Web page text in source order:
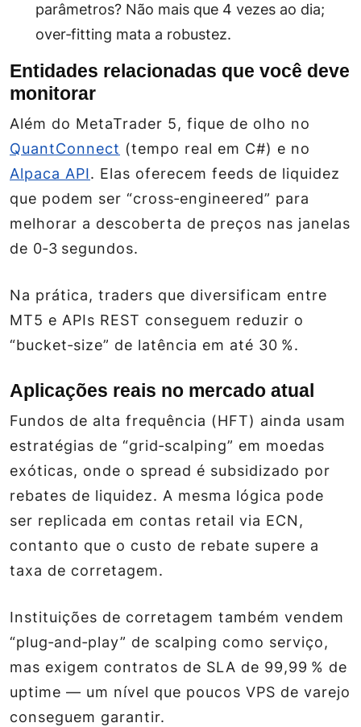
parâmetros? Não mais que 4 vezes ao dia;
over‑fitting mata a robustez.
Entidades relacionadas que você deve
monitorar
Além do MetaTrader 5, fique de olho no
QuantConnect (tempo real em C#) e no
Alpaca API. Elas oferecem feeds de liquidez
que podem ser “cross‑engineered” para
melhorar a descoberta de preços nas janelas
de 0‑3 segundos.
Na prática, traders que diversificam entre
MT5 e APIs REST conseguem reduzir o
“bucket‑size” de latência em até 30 %.
Aplicações reais no mercado atual
Fundos de alta frequência (HFT) ainda usam
estratégias de “grid‑scalping” em moedas
exóticas, onde o spread é subsidizado por
rebates de liquidez. A mesma lógica pode
ser replicada em contas retail via ECN,
contanto que o custo de rebate supere a
taxa de corretagem.
Instituições de corretagem também vendem
“plug‑and‑play” de scalping como serviço,
mas exigem contratos de SLA de 99,99 % de
uptime — um nível que poucos VPS de varejo
conseguem garantir.